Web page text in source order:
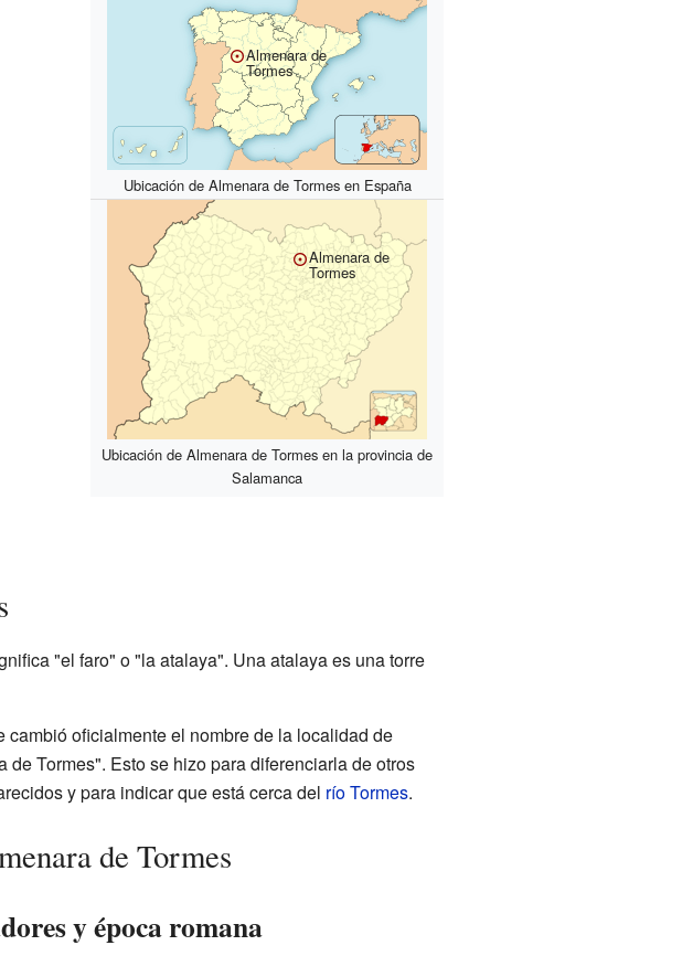
Almenara de
Tormes
Ubicación de Almenara de Tormes en España
Almenara de
Tormes
Ubicación de Almenara de Tormes en la provincia de
Salamanca
"el faro" o "la atalaya". Una atalaya es una torre
cambió oficialmente el nombre de la localidad de
de Tormes". Esto se hizo para diferenciarla de otros
y para indicar que está cerca del río Tormes.
de Tormes
y época romana